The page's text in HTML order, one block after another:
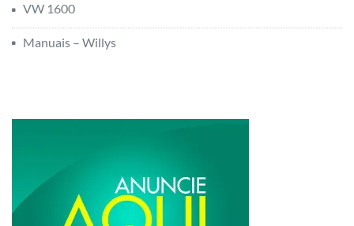
VW 1600
Manuais – Willys